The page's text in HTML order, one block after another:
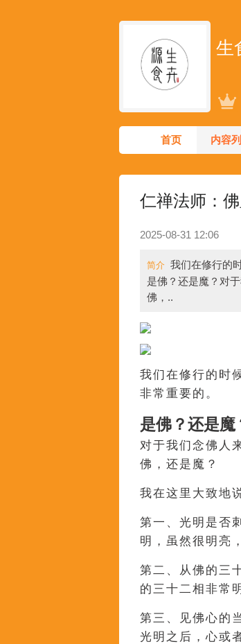
生
首页 内容
仁禅法师：
2025-08-31 12:06
简介 我们在修行的
是佛？还是魔？对
佛，..
我们在修行的时
非常重要的。
是佛？还是魔
对于我们念佛人
佛，还是魔？
我在这里大致地
第一、光明是否
明，虽然很明亮
第二、从佛的三
的三十二相非常
第三、见佛心的
光明之后，心或